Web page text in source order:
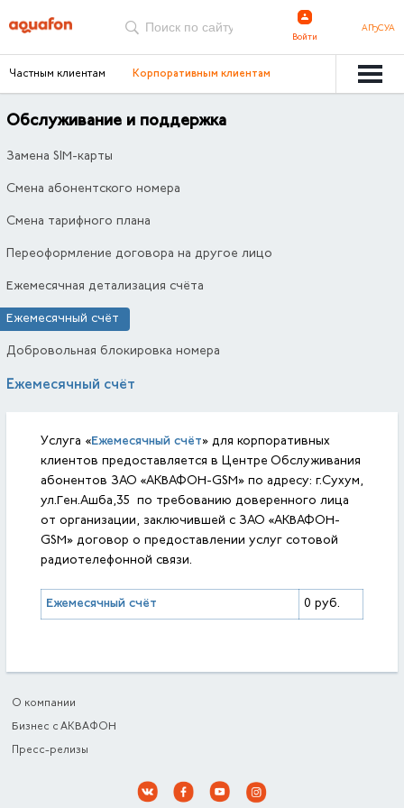
Войти
АҦСУА
Частным клиентам Корпоративным клиентам
Обслуживание и поддержка
Замена SIM-карты
Смена абонентского номера
Смена тарифного плана
Переоформление договора на другое лицо
Ежемесячная детализация счёта
Ежемесячный счёт
Добровольная блокировка номера
Ежемесячный счёт
Услуга «Ежемесячный счёт» для корпоративных
клиентов предоставляется в Центре Обслуживания
абонентов ЗАО «АКВАФОН-GSM» по адресу: г.Сухум,
ул.Ген.Ашба,35 по требованию доверенного лица
от организации, заключившей с ЗАО «АКВАФОН-
GSM» договор о предоставлении услуг сотовой
радиотелефонной связи.
Ежемесячный счёт 0 руб.
О компании
Бизнес с АКВАФОН
Пресс-релизы